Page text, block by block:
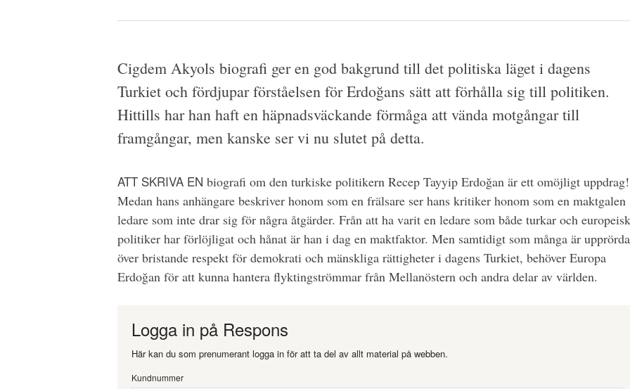
Cigdem Akyols biografi ger en god bakgrund till det politiska läget i dagens
Turkiet och fördjupar förståelsen för Erdoğans sätt att förhålla sig till politiken.
Hittills har han haft en häpnadsväckande förmåga att vända motgångar till
framgångar, men kanske ser vi nu slutet på detta.
ATT SKRIVA EN biografi om den turkiske politikern Recep Tayyip Erdoğan är ett omöjligt uppdrag!
Medan hans anhängare beskriver honom som en frälsare ser hans kritiker honom som en maktgalen
ledare som inte drar sig för några åtgärder. Från att ha varit en ledare som både turkar och
politiker har förlöjligat och hånat är han i dag en maktfaktor. Men samtidigt som många är upprörda
över bristande respekt för demokrati och mänskliga rättigheter i dagens Turkiet, behöver Europa
Erdoğan för att kunna hantera flyktingströmmar från Mellanöstern och andra delar av världen.
Logga in på Respons
Här kan du som prenumerant logga in för att ta del av allt material på webben.
Kundnummer